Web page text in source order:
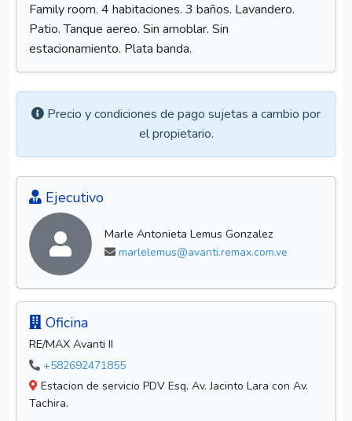
Family room. 4 habitaciones. 3 baños. Lavandero.
Patio. Tanque aereo. Sin amoblar. Sin
estacionamiento. Plata banda.
Precio y condiciones de pago sujetas a cambio por
el propietario.
Ejecutivo
Marle Antonieta Lemus Gonzalez
marlelemus@avanti.remax.com.ve
Oficina
RE/MAX Avanti II
+582692471855
Estacion de servicio PDV Esq. Av. Jacinto Lara con Av.
Tachira.